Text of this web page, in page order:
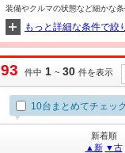
装備やクルマの状態など細かな
もっと詳細な条件で絞
93 件中 1 ~ 30 件を表示
10台まとめてチェック
新着順
▲新 ▼古